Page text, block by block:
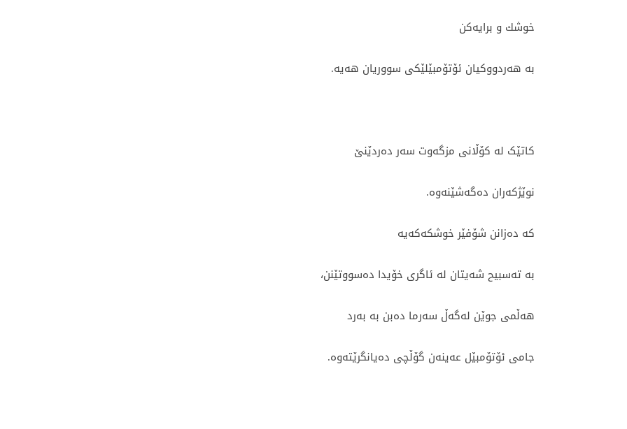
خوشك و برایەکن
بە ھەردووکیان ئۆتۆمبێلێکی سووریان ھەیە.
کاتێک لە کۆڵانی مزگەوت سەر دەردێنێ
نوێژکەران دەگەشێنەوە.
کە دەزانن شۆفێر خوشکەکەیە
بە تەسبیح شەیتان لە ئاگری خۆیدا دەسووتێنن،
ھەڵمی جوێن لەگەڵ سەرما دەبن بە بەرد
جامی ئۆتۆمبێل عەینەن گۆڵچی دەیانگرێتەوە.